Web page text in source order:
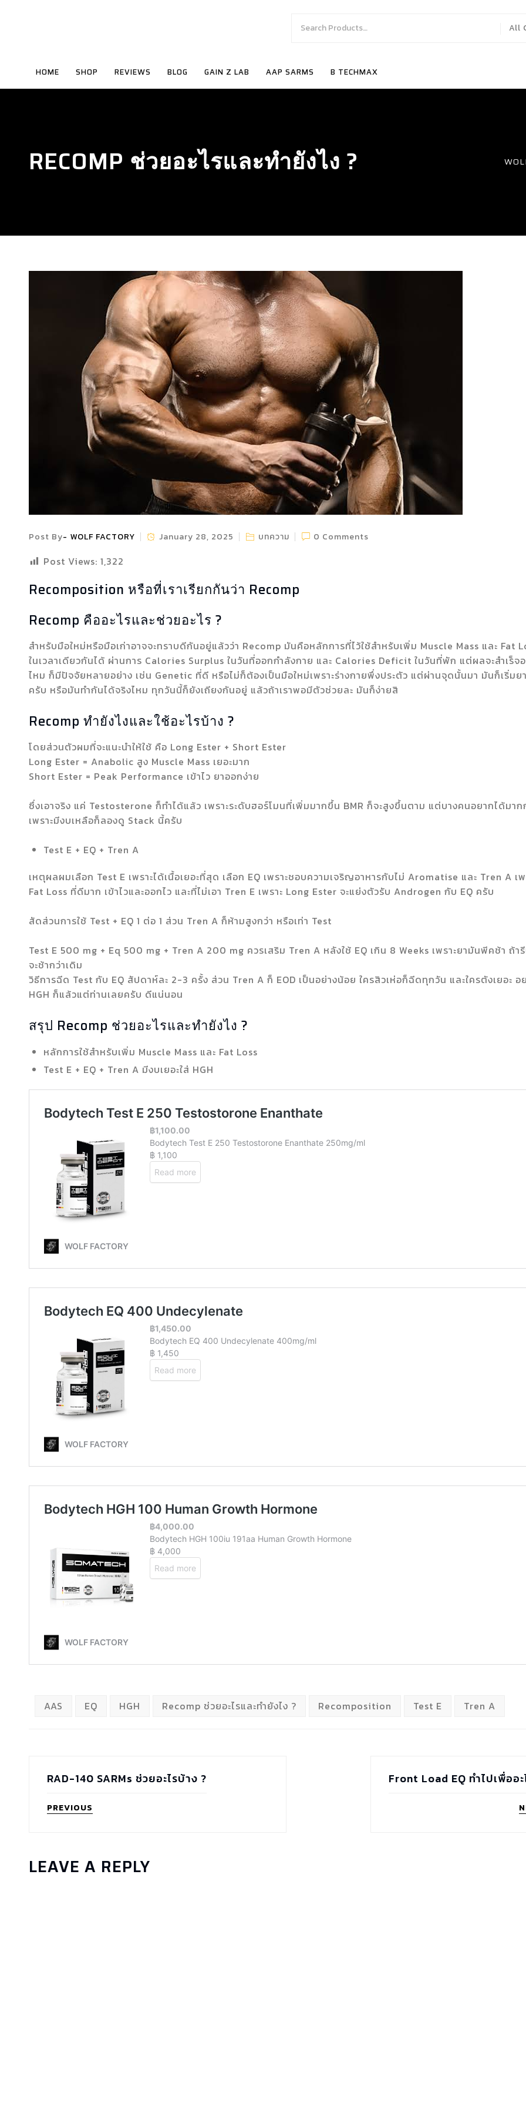
All
HOME SHOP REVIEWS BLOG GAIN Z LAB AAP SARMS B TECHMAX
RECOMP ช่วยอะไรและทำยังไง ?
Post By WOLF FACTORY January 28, 2025 บทความ 0 Comments
Post Views: 1,322
Recomposition หรือที่เราเรียกกันว่า Recomp
Recomp คืออะไรและช่วยอะไร ?
สำหรับมือใหม่หรือมือเก่าอาจจะทราบดีกันอยู่แล้วว่า Recomp มันคือหลักการที่ไว้ใช้สำหรับเพิ่ม Muscle Mass และ Fat
ในเวลาเดียวกันได้ ผ่านการ Calories Surplus ในวันที่ออกกำลังกาย และ Calories Deficit ในวันที่พัก แต่ผลจะสำเร็จ
ไหม ก็มีปัจจัยหลายอย่าง เช่น Genetic ที่ดี หรือไม่ก็ต้องเป็นมือใหม่เพราะร่างกายพึ่งประตัว แต่ผ่านจุดนั้นมา มันก็เริ่มย
ครับ หรือมันทำกันได้จริงไหม ทุกวันนี้ก็ยังเถียงกันอยู่ แล้วถ้าเราพอมีตัวช่วยละ มันก็ง่ายสิ
Recomp ทำยังไงและใช้อะไรบ้าง ?
โดยส่วนตัวผมที่จะแนะนำให้ใช้ คือ Long Ester + Short Ester
Long Ester = Anabolic สูง Muscle Mass เยอะมาก
Short Ester = Peak Performance เข้าไว ยาออกง่าย
ซึ่งเอาจริง แค่ Testosterone ก็ทำได้แล้ว เพราะระดับฮอร์โมนที่เพิ่มมากขึ้น BMR ก็จะสูงขึ้นตาม แต่บางคนอยากได้มาก
เพราะมีงบเหลือก็ลองดู Stack นี้ครับ
Test E + EQ + Tren A
เหตุผลผมเลือก Test E เพราะได้เนื้อเยอะที่สุด เลือก EQ เพราะชอบความเจริญอาหารกับไม่ Aromatise และ Tren A เพ
Fat Loss ที่ดีมาก เข้าไวและออกไว และที่ไม่เอา Tren E เพราะ Long Ester จะแย่งตัวรับ Androgen กับ EQ ครับ
สัดส่วนการใช้ Test + EQ 1 ต่อ 1 ส่วน Tren A ก็ห้ามสูงกว่า หรือเท่า Test
Test E 500 mg + Eq 500 mg + Tren A 200 mg ควรเสริม Tren A หลังใช้ EQ เกิน 8 Weeks เพราะยามันพีคช้า ถ้า
จะช้ากว่าเดิม
วิธีการฉีด Test กับ EQ สัปดาห์ละ 2-3 ครั้ง ส่วน Tren A ก็ EOD เป็นอย่างน้อย ใครสิวเห่อก็ฉีดทุกวัน และใครตังเยอะ อ
HGH ก็แล้วแต่ท่านเลยครับ ดีแน่นอน
สรุป Recomp ช่วยอะไรและทำยังไง ?
หลักการใช้สำหรับเพิ่ม Muscle Mass และ Fat Loss
Test E + EQ + Tren A มีงบเยอะใส่ HGH
AAS EQ HGH Recomp ช่วยอะไรและทำยังไง ? Recomposition Test E Tren A
RAD-140 SARMs ช่วยอะไรบ้าง ?
PREVIOUS
Front Load EQ ทำไปเพื่ออะ
LEAVE A REPLY